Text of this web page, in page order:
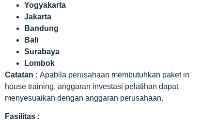
Yogyakarta
Jakarta
Bandung
Bali
Surabaya
Lombok
Catatan : Apabila perusahaan membutuhkan paket in
house training, anggaran investasi pelatihan dapat
menyesuaikan dengan anggaran perusahaan.
Fasilitas :